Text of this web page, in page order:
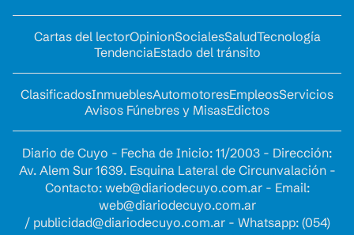
Cartas del lectorOpinionSocialesSaludTecnología
TendenciaEstado del tránsito
ClasificadosInmueblesAutomotoresEmpleosServicios
Avisos Fúnebres y MisasEdictos
Diario de Cuyo - Fecha de Inicio: 11/2003 - Dirección:
Av. Alem Sur 1639. Esquina Lateral de Circunvalación -
Contacto: web@diariodecuyo.com.ar- Email:
web@diariodecuyo.com.ar
/ publicidad@diariodecuyo.com.ar- Whatsapp: (054)